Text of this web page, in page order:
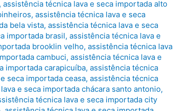
, assistência técnica lava e seca importada alto
, assistência técnica lava e seca
bela vista, assistência técnica lava e seca
importada brasil, assistência técnica lava e
brooklin velho, assistência técnica lava
cambuci, assistência técnica lava e
importada carapicuíba, assistência técnica
seca importada ceasa, assistência técnica
e seca importada chácara santo antonio,
técnica lava e seca importada city